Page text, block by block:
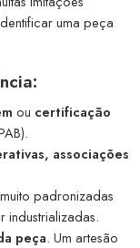
uma peça
ou certificação
associações
padronizadas
industrializadas.
peça. Um artesão